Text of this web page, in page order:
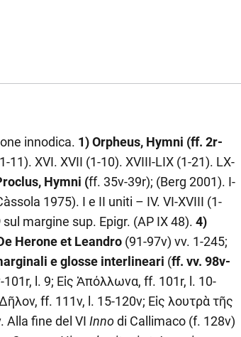
innodica. 1)Orpheus, Hymni (ff. 2r-
XVI. XVII (1-10). XVIII-LIX (1-21). LX-
Hymni (ff. 35v-39r); (Berg 2001). I-
1975). I e II uniti – IV. VI-XVIII (1-
sul margine sup. Epigr. (AP IX 48). 4)
Herone et Leandro (91-97v) vv. 1-245;
e glosse interlineari (ff. vv. 98v-
l. 9; Εἰς Ἀπόλλωνα, ff. 101r, l. 10-
ff. 111v, l. 15-120v; Εἰς λουτρὰ τῆς
Alla fine del VI Innodi Callimaco (f. 128v)